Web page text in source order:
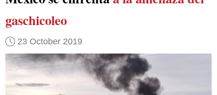
gaschicoleo
23 October 2019